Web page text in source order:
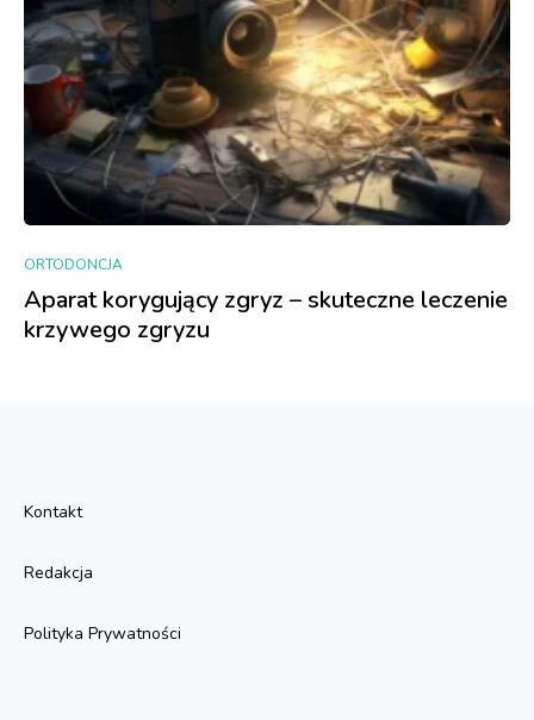
ORTODONCJA
Aparat korygujący zgryz – skuteczne leczenie
krzywego zgryzu
Kontakt
Redakcja
Polityka Prywatności